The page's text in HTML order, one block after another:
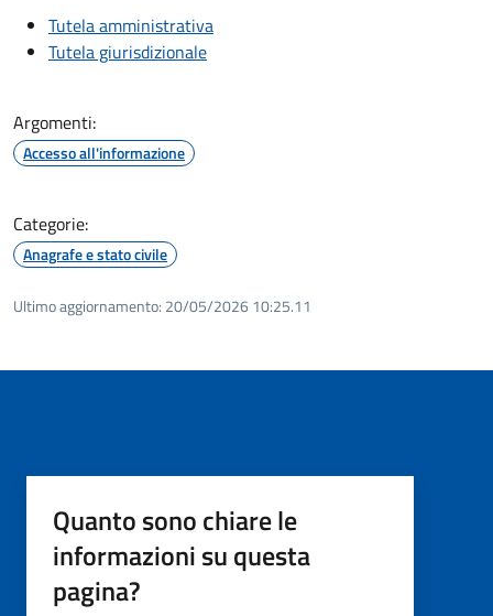
Tutela amministrativa
Tutela giurisdizionale
Argomenti:
Accesso all'informazione
Categorie:
Anagrafe e stato civile
Ultimo aggiornamento: 20/05/2026 10:25.11
Quanto sono chiare le
informazioni su questa
pagina?